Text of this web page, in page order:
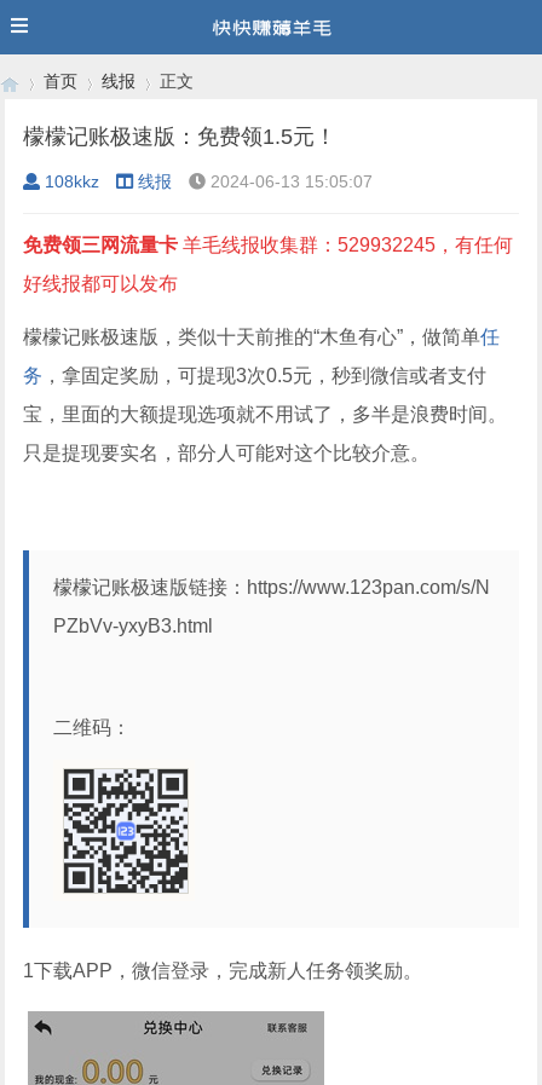
›
首页
›
线报
›
正文
檬檬记账极速版：免费领1.5元！
108kkz 线报 2024-06-13 15:05:07
免费领三网流量卡 羊毛线报收集群：529932245，有任何
好线报都可以发布
檬檬记账极速版，类似十天前推的“木鱼有心”，做简单任
务 ，拿固定奖励，可提现3次0.5元，秒到微信或者支付
宝，里面的大额提现选项就不用试了，多半是浪费时间。
只是提现要实名，部分人可能对这个比较介意。
檬檬记账极速版链接：https://www.123pan.com/s/N
PZbVv-yxyB3.html
二维码：
1下载APP，微信登录，完成新人任务领奖励。